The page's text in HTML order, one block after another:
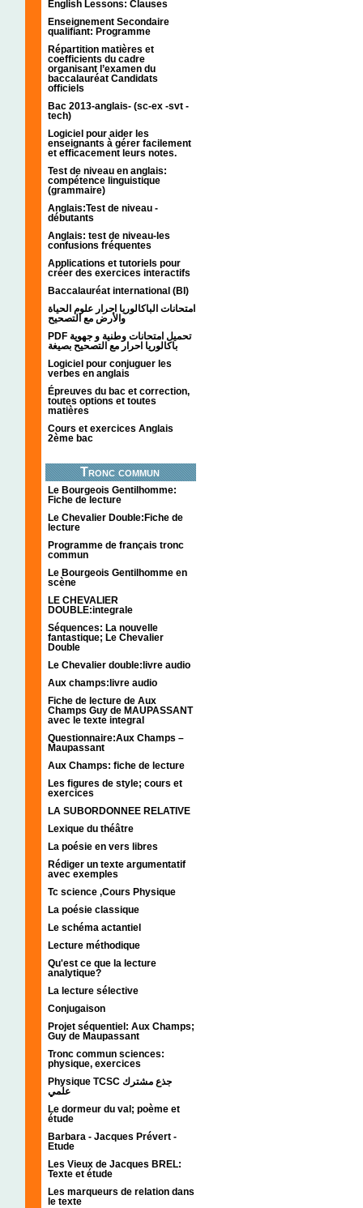
English Lessons: Clauses
Enseignement Secondaire
qualifiant: Programme
Répartition matières et
coefficients du cadre
organisant l’examen du
baccalauréat Candidats
officiels
Bac 2013-anglais- (sc-ex -svt -
tech)
Logiciel pour aider les
enseignants à gérer facilement
et efficacement leurs notes.
Test de niveau en anglais:
compétence linguistique
(grammaire)
Anglais:Test de niveau -
débutants
Anglais: test de niveau-les
confusions fréquentes
Applications et tutoriels pour
créer des exercices interactifs
Baccalauréat international (BI)
امتحانات الباكالوريا احرار علوم الحياة
والأرض مع التصحيح
PDF تحميل امتحانات وطنية و جهوية
باكالوريا احرار مع التصحيح بصيغة
Logiciel pour conjuguer les
verbes en anglais
Épreuves du bac et correction,
toutes options et toutes
matières
Cours et exercices Anglais
2ème bac
Tronc commun
Le Bourgeois Gentilhomme:
Fiche de lecture
Le Chevalier Double:Fiche de
lecture
Programme de français tronc
commun
Le Bourgeois Gentilhomme en
scène
LE CHEVALIER
DOUBLE:integrale
Séquences: La nouvelle
fantastique; Le Chevalier
Double
Le Chevalier double:livre audio
Aux champs:livre audio
Fiche de lecture de Aux
Champs Guy de MAUPASSANT
avec le texte integral
Questionnaire:Aux Champs –
Maupassant
Aux Champs: fiche de lecture
Les figures de style; cours et
exercices
LA SUBORDONNEE RELATIVE
Lexique du théâtre
La poésie en vers libres
Rédiger un texte argumentatif
avec exemples
Tc science ,Cours Physique
La poésie classique
Le schéma actantiel
Lecture méthodique
Qu'est ce que la lecture
analytique?
La lecture sélective
Conjugaison
Projet séquentiel: Aux Champs;
Guy de Maupassant
Tronc commun sciences:
physique, exercices
Physique TCSC جذع مشترك
علمي
Le dormeur du val; poème et
étude
Barbara - Jacques Prévert -
Etude
Les Vieux de Jacques BREL:
Texte et étude
Les marqueurs de relation dans
le texte